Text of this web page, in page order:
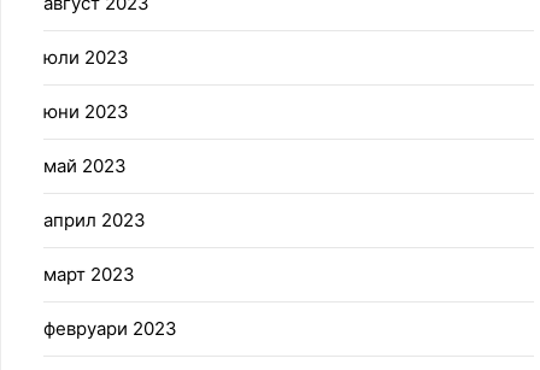
юли 2023
юни 2023
май 2023
април 2023
март 2023
февруари 2023